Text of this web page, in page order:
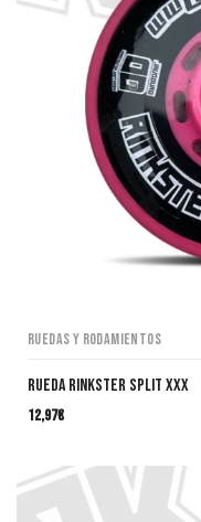
Ruedas y Rodamientos
RUEDA RINKSTER SPLIT XXX
12,97€